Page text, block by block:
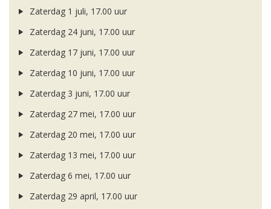
Zaterdag 1 juli, 17.00 uur
Zaterdag 24 juni, 17.00 uur
Zaterdag 17 juni, 17.00 uur
Zaterdag 10 juni, 17.00 uur
Zaterdag 3 juni, 17.00 uur
Zaterdag 27 mei, 17.00 uur
Zaterdag 20 mei, 17.00 uur
Zaterdag 13 mei, 17.00 uur
Zaterdag 6 mei, 17.00 uur
Zaterdag 29 april, 17.00 uur